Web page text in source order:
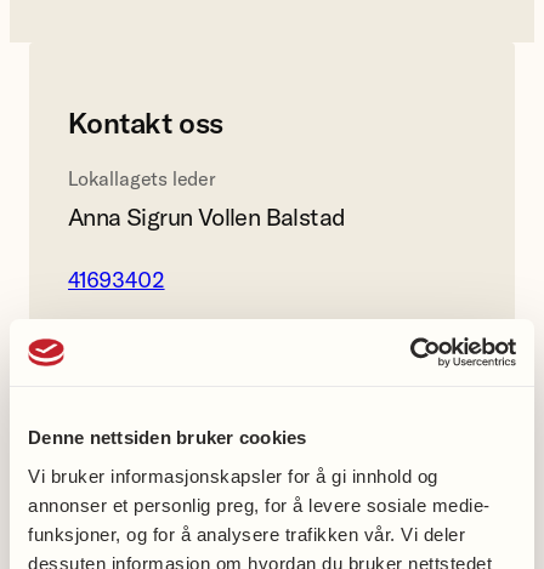
Denne nettsiden bruker cookies
Vi bruker informasjonskapsler for å gi innhold og
annonser et personlig preg, for å levere sosiale medie-
funksjoner, og for å analysere trafikken vår. Vi deler
dessuten informasjon om hvordan du bruker nettstedet
Kontakt oss
Lokallagets leder
Anna Sigrun Vollen Balstad
41693402
Facebook